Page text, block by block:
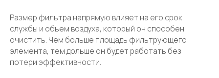
Размер фильтра напрямую влияет на его срок
службы и объем воздуха, который он способен
очистить. Чем больше площадь фильтрующего
элемента, тем дольше он будет работать без
потери эффективности.